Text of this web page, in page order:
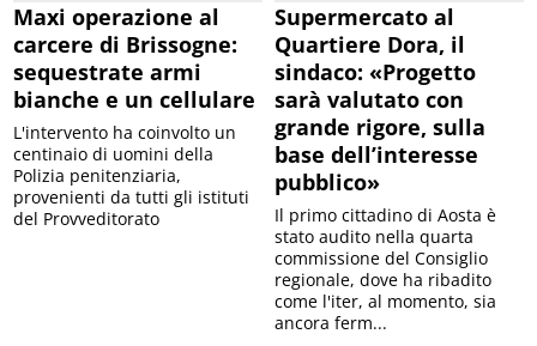
Maxi operazione al
carcere di Brissogne:
sequestrate armi
bianche e un cellulare
L'intervento ha coinvolto un
centinaio di uomini della
Polizia penitenziaria,
provenienti da tutti gli istituti
del Provveditorato
Supermercato al
Quartiere Dora, il
sindaco: «Progetto
sarà valutato con
grande rigore, sulla
base dell’interesse
pubblico»
Il primo cittadino di Aosta è
stato audito nella quarta
commissione del Consiglio
regionale, dove ha ribadito
come l'iter, al momento, sia
ancora ferm...